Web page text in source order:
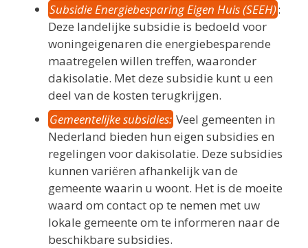
Subsidie Energiebesparing Eigen Huis (SEEH):
Deze landelijke subsidie is bedoeld voor
woningeigenaren die energiebesparende
maatregelen willen treffen, waaronder
dakisolatie. Met deze subsidie kunt u een
deel van de kosten terugkrijgen.
Gemeentelijke subsidies: Veel gemeenten in
Nederland bieden hun eigen subsidies en
regelingen voor dakisolatie. Deze subsidies
kunnen variëren afhankelijk van de
gemeente waarin u woont. Het is de moeite
waard om contact op te nemen met uw
lokale gemeente om te informeren naar de
beschikbare subsidies.